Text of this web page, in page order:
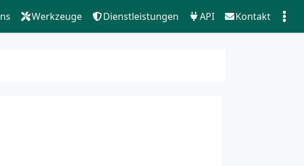
Werkzeuge Dienstleistungen API Kontakt